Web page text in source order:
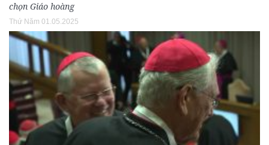
chọn Giáo hoàng
Thứ Năm 01.05.2025